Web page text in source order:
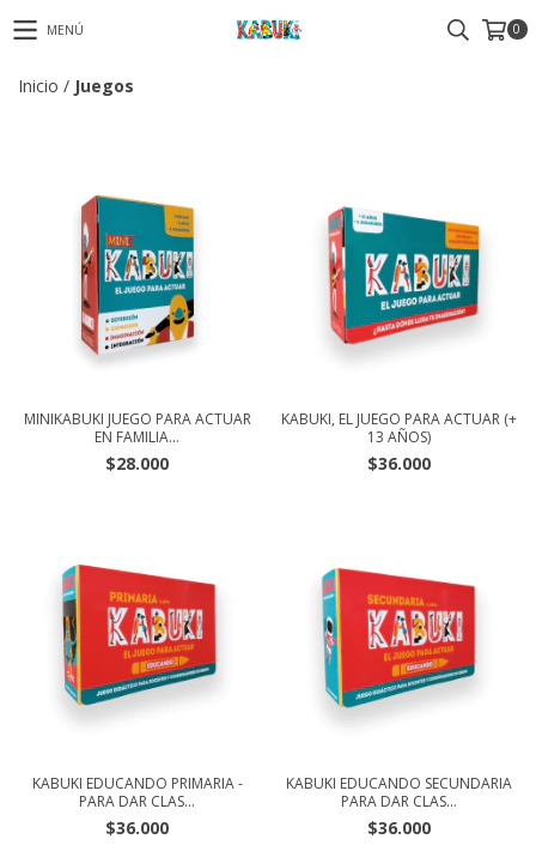
MENÚ 0
Inicio / Juegos
MINIKABUKI JUEGO PARA ACTUAR
EN FAMILIA...
$28.000
KABUKI, EL JUEGO PARA ACTUAR (+
13 AÑOS)
$36.000
KABUKI EDUCANDO PRIMARIA -
PARA DAR CLAS...
$36.000
KABUKI EDUCANDO SECUNDARIA
PARA DAR CLAS...
$36.000